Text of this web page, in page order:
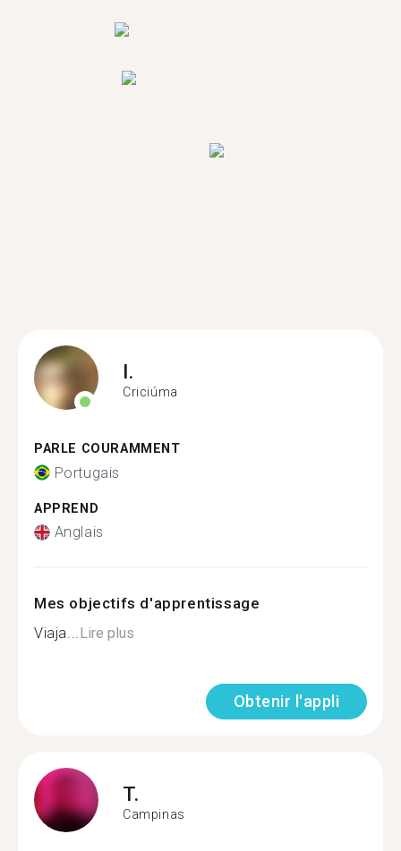
I.
Criciúma
PARLE COURAMMENT
Portugais
APPREND
Anglais
Mes objectifs d'apprentissage
Viaja...Lire plus
Obtenir l'appli
T.
Campinas